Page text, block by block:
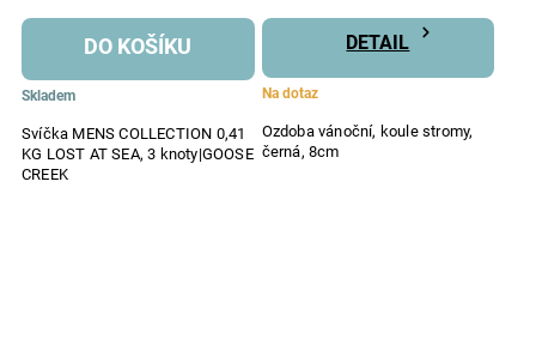
Svíčka MENS COLLECTION 0,41
KG LOST AT SEA, 3 knoty|GOOSE
CREEK
Skladem
DO KOŠÍKU
Ozdoba vánoční, koule stromy,
černá, 8cm
Na dotaz
DETAIL